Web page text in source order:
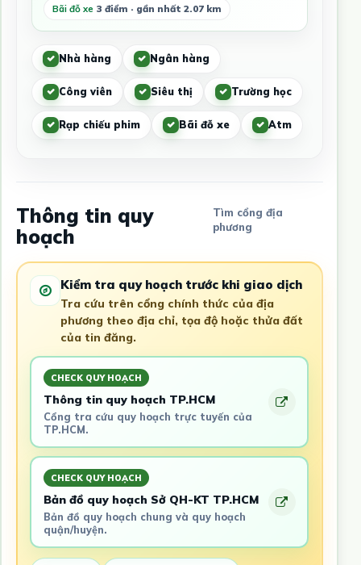
Bãi đỗ xe 3 điểm · gần nhất 2.07 km
Nhà hàng Ngân hàng
Công viên Siêu thị Trường học
Rạp chiếu phim Bãi đỗ xe Atm
Thông tin quy
hoạch
Tìm cổng địa
phương
Kiểm tra quy hoạch trước khi giao dịch
Tra cứu trên cổng chính thức của địa
phương theo địa chỉ, tọa độ hoặc thửa đất
của tin đăng.
CHECK QUY HOẠCH
Thông tin quy hoạch TP.HCM
Cổng tra cứu quy hoạch trực tuyến của
TP.HCM.
CHECK QUY HOẠCH
Bản đồ quy hoạch Sở QH-KT TP.HCM
Bản đồ quy hoạch chung và quy hoạch
quận/huyện.